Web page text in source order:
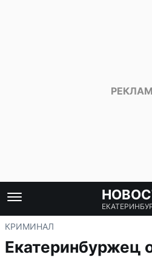
КРИМИНАЛ
Екатеринбуржец